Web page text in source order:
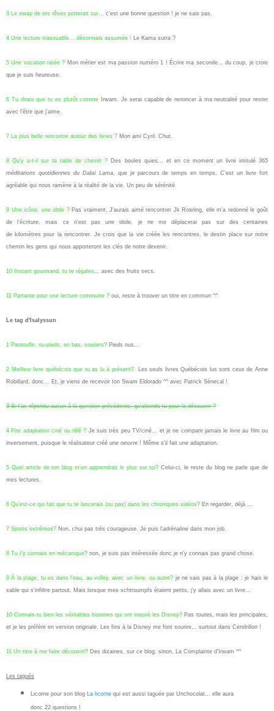
3 Le swap de tes rêves porterait sur ... c'est une bonne question ! je ne sais pas.
4 Une lecture inavouable... désormais assumée ! Le Kama sutra ?
5 Une vocation ratée ? Mon métier est ma passion numéro 1 ! Écrire ma seconde... du coup, je crois
que je suis heureuse.
6 Tu dirais que tu es plutôt comme Irwam. Je serai capable de renoncer à ma neutralité pour rester
avec l'être que j'aime.
7 La plus belle rencontre autour des livres ? Mon ami Cyril. Chut.
8 Qu'y a-t-il sur ta table de chevet ? Des boules quies... et en ce moment un livre intitulé365
méditations quotidiennes du Dalaï Lama, que je parcours de temps en temps. C'est un livre fort
agréable qui nous ramène à la réalité de la vie. Un peu de sérénité.
9 Une icône, une idole ?Pas vraiment. J'aurais aimé rencontrer Jk Rowling, elle m'a redonné le goût
de l'écriture, mais ce n'est pas une idole, je ne me déplacerai pas sur des centaines
de kilomètres pour la rencontrer. Je crois que la vie créée les rencontres, le destin place sur notre
chemin les gens qui nous apporteront les clés de notre devenir.
10 Instant gourmand, tu te régales ... avec des fruits secs.
11 Partante pour une lecture commune ? oui, reste à trouver un titre en commun ^^
Le tag d'Isalyssun
1 Pantoufle, nu-pieds, en bas, souliers? Pieds nus...
2 Meilleur livre québécois que tu as lu à présent?
Les seuls livres Québécois lus sont ceux de Anne
Robillard, donc... Et, je viens de recevoir ton Swam Eldorado ^^ avec Patrick Sénecal !
3 Si t'as répondu aucun à la question précédente, qu'attends-tu pour la découvrir ?
4 Pire adaptation ciné ou télé ? Je suis très peu TV/ciné... et je ne compare jamais le livre au film ou
inversement, puisque le réalisateur créé une oeuvre ! Même s'il fait une adaptation.
5 Quel article de ton blog m'en apprendrait le plus sur toi?Celui-ci, le reste du blog ne parle que de
mes lectures.
6 Qu'est-ce qui fait que tu te lancerais (ou pas) dans les chroniques vidéos? En regarder, déjà ...
7 Sports extrêmes? Non, chui pas très courageuse. Je puis l'adrénaline dans mon job.
8 Tu t'y connais en mécanique? non, je suis pas intéressée donc je n'y connais pas grand chose.
9 À la plage, tu es dans l'eau, au volley, avec un livre, ou autre? je ne vais pas à la plage : je hais le
sable qui s'infiltre partout. Mais lorsque mes schtroumpfs étaient petits, j'y allais avec un livre...
10 Connais-tu bien les véritables histoires qui ont inspiré les Disney? Pas toutes, mais les principales,
et je les préfère en version originale. Les fins à la Disney me font sourire... surtout dans Cendrillon !
11 Un titre à me faire découvrir? Des dizaines, sur ce blog, sinon, La Complainte d'Irwam ^^
Les tagués
Licorne pour son blog La licornequi est aussi taguée par Unchocolat... elle aura
donc 22 questions !